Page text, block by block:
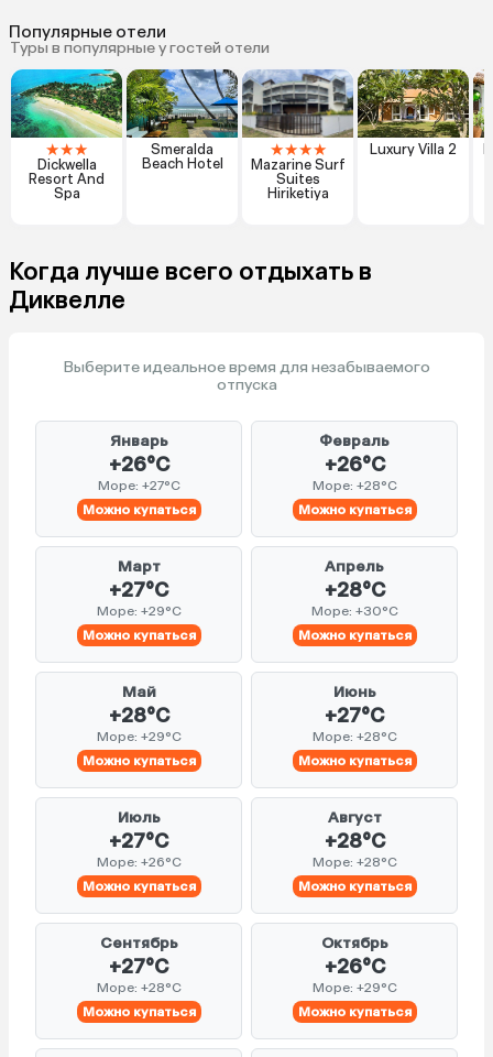
Популярные отели
Туры в популярные у гостей отели
★★★
Dickwella
Resort And
Spa
Smeralda
Beach Hotel
★★★★
Mazarine Surf
Suites
Hiriketiya
Luxury Villa 2
Когда лучше всего отдыхать в
Диквелле
Выберите идеальное время для незабываемого
отпуска
Январь
+26°C
Море: +27°C
Можно купаться
Февраль
+26°C
Море: +28°C
Можно купаться
Март
+27°C
Море: +29°C
Можно купаться
Апрель
+28°C
Море: +30°C
Можно купаться
Май
+28°C
Море: +29°C
Можно купаться
Июнь
+27°C
Море: +28°C
Можно купаться
Июль
+27°C
Море: +26°C
Можно купаться
Август
+28°C
Море: +28°C
Можно купаться
Сентябрь
+27°C
Море: +28°C
Можно купаться
Октябрь
+26°C
Море: +29°C
Можно купаться